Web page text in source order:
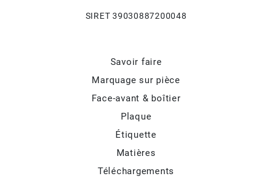
SIRET 39030887200048
Savoir faire
Marquage sur pièce
Face-avant & boîtier
Plaque
Étiquette
Matières
Téléchargements